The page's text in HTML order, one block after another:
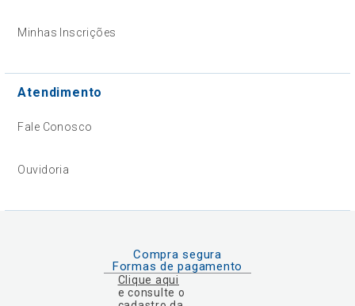
Minhas Inscrições
Atendimento
Fale Conosco
Ouvidoria
Compra segura
Formas de pagamento
Clique aqui
e consulte o